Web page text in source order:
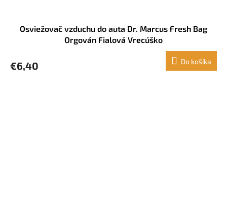
Osviežovač vzduchu do auta Dr. Marcus Fresh Bag
Orgován Fialová Vrecúško
€6,40 Do košíka